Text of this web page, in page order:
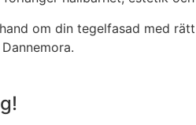
om din tegelfasad med